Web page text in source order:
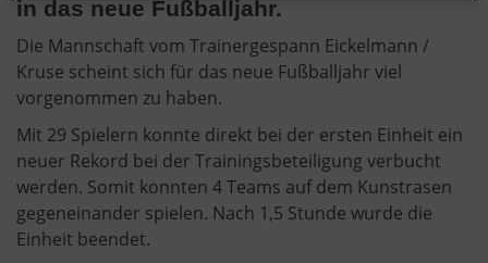
in das neue Fußballjahr.
Die Mannschaft vom Trainergespann Eickelmann /
Kruse scheint sich für das neue Fußballjahr viel
vorgenommen zu haben.
Mit 29 Spielern konnte direkt bei der ersten Einheit ein
neuer Rekord bei der Trainingsbeteiligung verbucht
werden. Somit konnten 4 Teams auf dem Kunstrasen
gegeneinander spielen. Nach 1,5 Stunde wurde die
Einheit beendet.